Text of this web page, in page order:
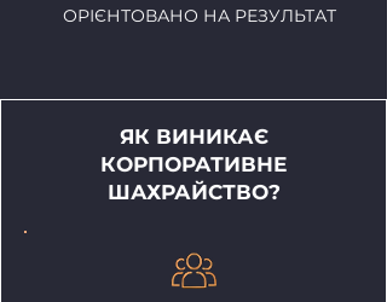
ОРІЄНТОВАНО НА РЕЗУЛЬТАТ
ЯК ВИНИКАЄ
КОРПОРАТИВНЕ
ШАХРАЙСТВО?